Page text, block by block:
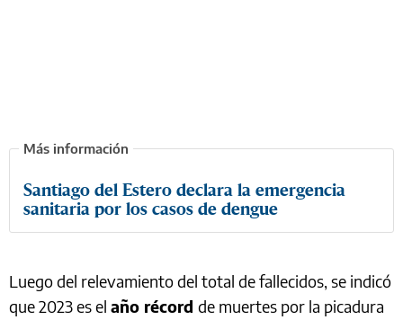
Santiago del Estero declara la emergencia
sanitaria por los casos de dengue
Luego del relevamiento del total de fallecidos, se indicó
que 2023 es el año récord de muertes por la picadura